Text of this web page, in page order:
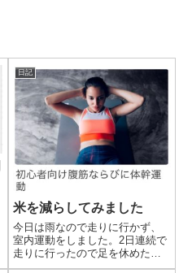
日記
米を減らしてみました
今日は雨なので走りに行かず、
室内運動をしました。2日連続で
走りに行ったので足を休めたい
のもあります。